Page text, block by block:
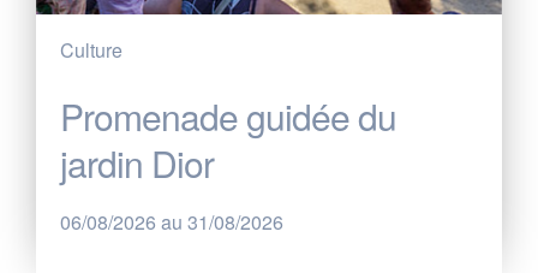
Culture
Promenade guidée du
jardin Dior
06/08/2026 au 31/08/2026